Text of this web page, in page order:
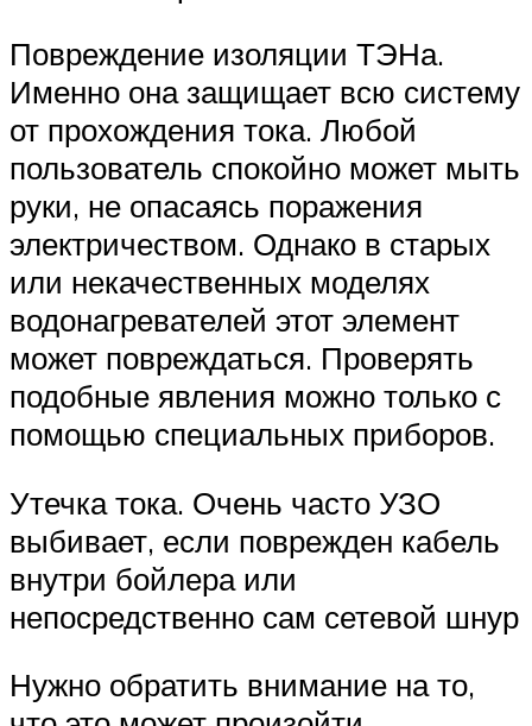
Повреждение изоляции ТЭНа.
Именно она защищает всю систему
от прохождения тока. Любой
пользователь спокойно может мыть
руки, не опасаясь поражения
электричеством. Однако в старых
или некачественных моделях
водонагревателей этот элемент
может повреждаться. Проверять
подобные явления можно только с
помощью специальных приборов.
Утечка тока. Очень часто УЗО
выбивает, если поврежден кабель
внутри бойлера или
непосредственно сам сетевой шнур
Нужно обратить внимание на то,